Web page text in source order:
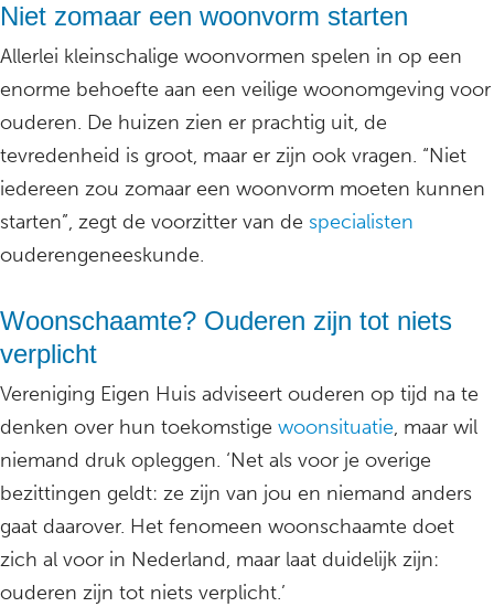
Niet zomaar een woonvorm starten
Allerlei kleinschalige woonvormen spelen in op een
enorme behoefte aan een veilige woonomgeving voor
ouderen. De huizen zien er prachtig uit, de
tevredenheid is groot, maar er zijn ook vragen. “Niet
iedereen zou zomaar een woonvorm moeten kunnen
starten”, zegt de voorzitter van de specialisten
ouderengeneeskunde.
Woonschaamte? Ouderen zijn tot niets
verplicht
Vereniging Eigen Huis adviseert ouderen op tijd na te
denken over hun toekomstige woonsituatie, maar wil
niemand druk opleggen. ‘Net als voor je overige
bezittingen geldt: ze zijn van jou en niemand anders
gaat daarover. Het fenomeen woonschaamte doet
zich al voor in Nederland, maar laat duidelijk zijn:
ouderen zijn tot niets verplicht.’